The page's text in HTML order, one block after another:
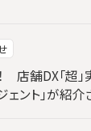
店舗DX「超」
ェント」が紹